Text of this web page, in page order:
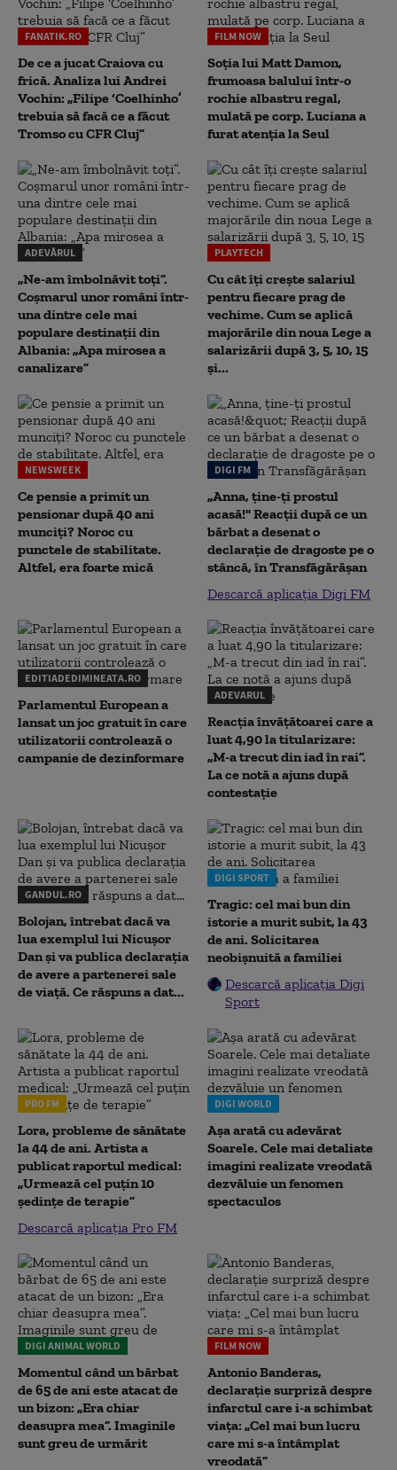
FANATIK.RO
De ce a jucat Craiova cu
frică. Analiza lui Andrei
Vochin: „Filipe ‘Coelhinho’
trebuia să facă ce a făcut
Tromso cu CFR Cluj”
FILM NOW
Soția lui Matt Damon,
frumoasa balului într-o
rochie albastru regal,
mulată pe corp. Luciana a
furat atenția la Seul
ADEVĂRUL
„Ne-am îmbolnăvit toți”.
Coșmarul unor români într-
una dintre cele mai
populare destinații din
Albania: „Apa mirosea a
canalizare”
PLAYTECH
Cu cât îți crește salariul
pentru fiecare prag de
vechime. Cum se aplică
majorările din noua Lege a
salarizării după 3, 5, 10, 15
și...
NEWSWEEK
Ce pensie a primit un
pensionar după 40 ani
munciți? Noroc cu
punctele de stabilitate.
Altfel, era foarte mică
DIGI FM
„Anna, ţine-ţi prostul
acasă!" Reacţii după ce un
bărbat a desenat o
declaraţie de dragoste pe o
stâncă, în Transfăgărăşan
Descarcă aplicația Digi FM
EDITIADEDIMINEATA.RO
Parlamentul European a
lansat un joc gratuit în care
utilizatorii controlează o
campanie de dezinformare
ADEVARUL
Reacția învățătoarei care a
luat 4,90 la titularizare:
„M-a trecut din iad în rai”.
La ce notă a ajuns după
contestație
GANDUL.RO
Bolojan, întrebat dacă va
lua exemplul lui Nicușor
Dan și va publica declarația
de avere a partenerei sale
de viață. Ce răspuns a dat...
DIGI SPORT
Tragic: cel mai bun din
istorie a murit subit, la 43
de ani. Solicitarea
neobișnuită a familiei
Descarcă aplicația Digi
Sport
PRO FM
Lora, probleme de sănătate
la 44 de ani. Artista a
publicat raportul medical:
„Urmează cel puțin 10
ședințe de terapie”
Descarcă aplicația Pro FM
DIGI WORLD
Așa arată cu adevărat
Soarele. Cele mai detaliate
imagini realizate vreodată
dezvăluie un fenomen
spectaculos
DIGI ANIMAL WORLD
Momentul când un bărbat
de 65 de ani este atacat de
un bizon: „Era chiar
deasupra mea”. Imaginile
sunt greu de urmărit
FILM NOW
Antonio Banderas,
declarație surpriză despre
infarctul care i-a schimbat
viața: „Cel mai bun lucru
care mi s-a întâmplat
vreodată”